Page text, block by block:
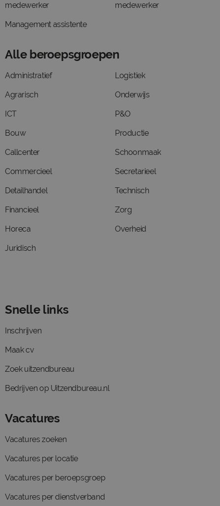
medewerker
Management assistente
medewerker
Alle beroepsgroepen
Administratief
Agrarisch
ICT
Bouw
Callcenter
Commercieel
Detailhandel
Financieel
Horeca
Juridisch
Logistiek
Onderwijs
P&O
Productie
Schoonmaak
Secretarieel
Technisch
Zorg
Overheid
Snelle links
Inschrijven
Maak cv
Zoek uitzendbureau
Bedrijven op Uitzendbureau.nl
Vacatures
Vacatures zoeken
Vacatures per locatie
Vacatures per beroepsgroep
Vacatures per dienstverband